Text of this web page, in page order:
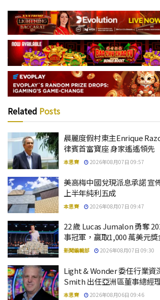
Related Posts
晨麗度假村東主Enrique
律賓首富寶座 身家遙遙領先
本思齊 2026年08月07日 09:57
美高梅中國兌現派息承諾 宣
上半年純利五成
本思齊 2026年08月07日 09:47
22 歲 Lucas Jumalon 勇奪
事冠軍，贏取1,000 萬美元獎
新聞編輯部 2026年08月07日 09:30
Light & Wonder 委任行業資
Smith 出任亞洲區董事總經
本思齊 2026年08月06日 09:46